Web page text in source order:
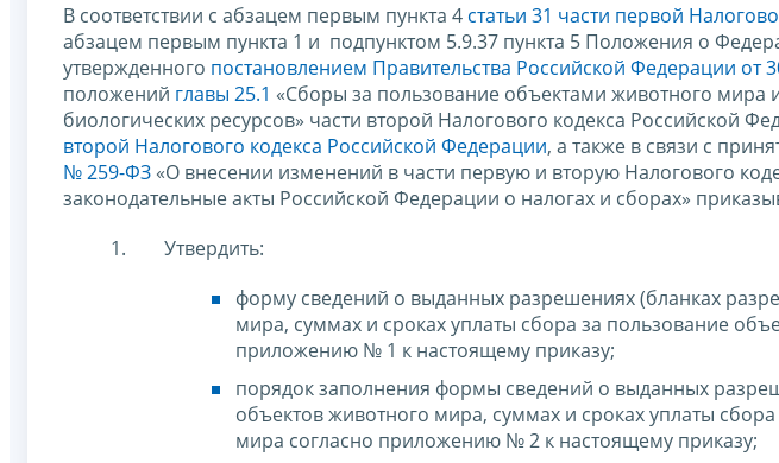
В соответствии с абзацем первым пункта 4 статьи 31 части первой
абзацем первым пункта 1 и подпунктом 5.9.37 пункта 5 Положения о
утвержденного постановлением Правительства Российской Федерации от
положений главы 25.1 «Сборы за пользование объектами животного мира
биологических ресурсов» части второй Налогового кодекса Российской
второй Налогового кодекса Российской Федерации, а также в связи с
№ 259-ФЗ «О внесении изменений в части первую и вторую Налогового
законодательные акты Российской Федерации о налогах и сборах»
Утвердить:
форму сведений о выданных разрешениях (бланках
мира, суммах и сроках уплаты сбора за пользование
приложению № 1 к настоящему приказу;
порядок заполнения формы сведений о выданных
объектов животного мира, суммах и сроках уплаты
мира согласно приложению № 2 к настоящему приказу;